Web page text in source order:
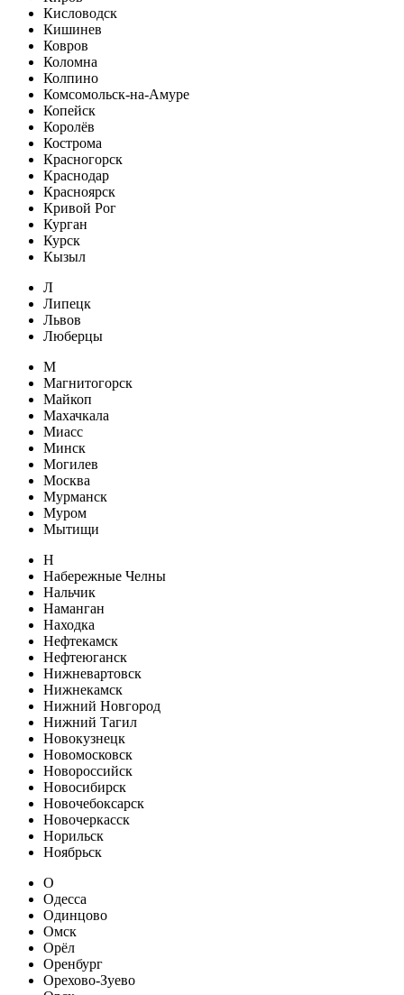
Кисловодск
Кишинев
Ковров
Коломна
Колпино
Комсомольск-на-Амуре
Копейск
Королёв
Кострома
Красногорск
Краснодар
Красноярск
Кривой Рог
Курган
Курск
Кызыл
Л
Липецк
Львов
Люберцы
М
Магнитогорск
Майкоп
Махачкала
Миасс
Минск
Могилев
Москва
Мурманск
Муром
Мытищи
Н
Набережные Челны
Нальчик
Наманган
Находка
Нефтекамск
Нефтеюганск
Нижневартовск
Нижнекамск
Нижний Новгород
Нижний Тагил
Новокузнецк
Новомосковск
Новороссийск
Новосибирск
Новочебоксарск
Новочеркасск
Норильск
Ноябрьск
О
Одесса
Одинцово
Омск
Орёл
Оренбург
Орехово-Зуево